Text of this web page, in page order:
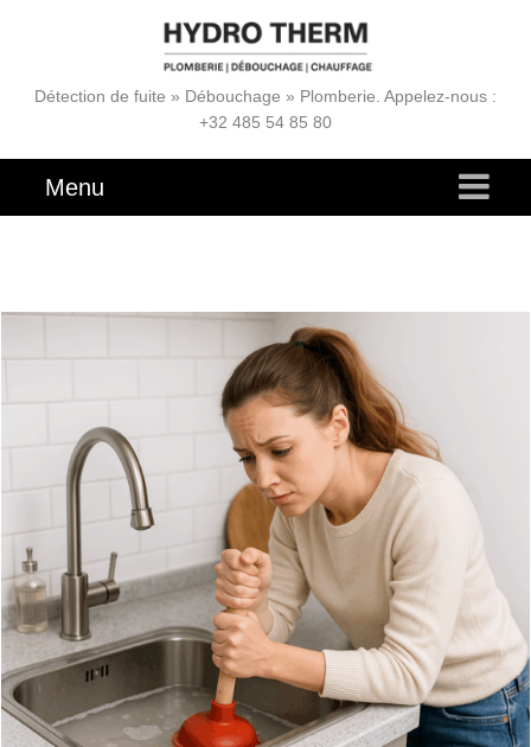
Détection de fuite » Débouchage » Plomberie. Appelez-nous :
+32 485 54 85 80
Menu